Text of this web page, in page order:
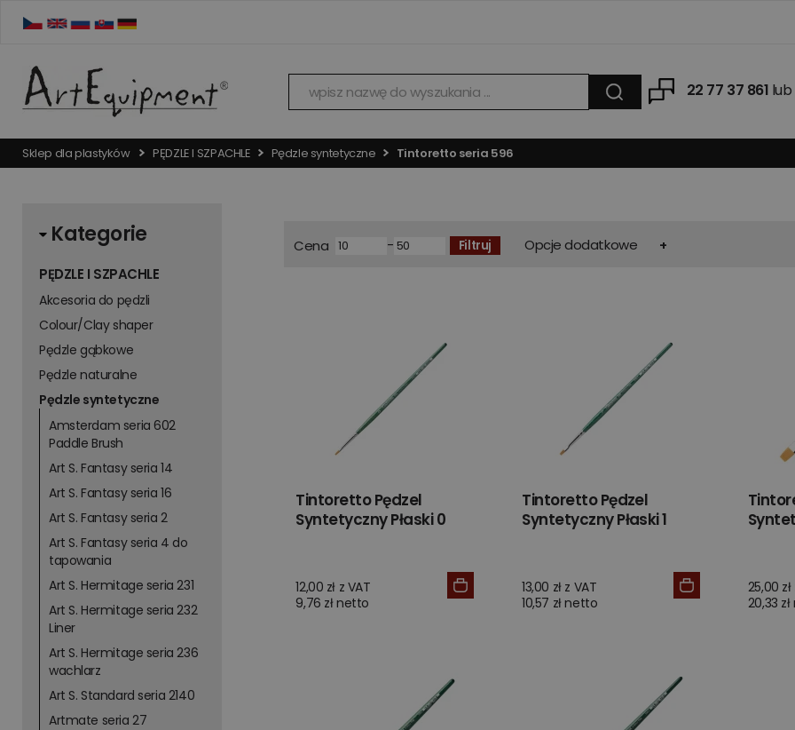
22 77 37 861 lub
Sklep dla plastyków PĘDZLE I SZPACHLE Pędzle syntetyczne Tintoretto seria 596
Kategorie
PĘDZLE I SZPACHLE
Akcesoria do pędzli
Colour/Clay shaper
Pędzle gąbkowe
Pędzle naturalne
Pędzle syntetyczne
Amsterdam seria 602
Paddle Brush
Art S. Fantasy seria 14
Art S. Fantasy seria 16
Art S. Fantasy seria 2
Art S. Fantasy seria 4 do
tapowania
Art S. Hermitage seria 231
Art S. Hermitage seria 232
Liner
Art S. Hermitage seria 236
wachlarz
Art S. Standard seria 2140
Artmate seria 27
Cena - Filtruj Opcje dodatkowe
Tintoretto Pędzel
Syntetyczny Płaski 0
12,00 zł z VAT
9,76 zł netto
Tintoretto Pędzel
Syntetyczny Płaski 1
13,00 zł z VAT
10,57 zł netto
25,00 zł
20,33